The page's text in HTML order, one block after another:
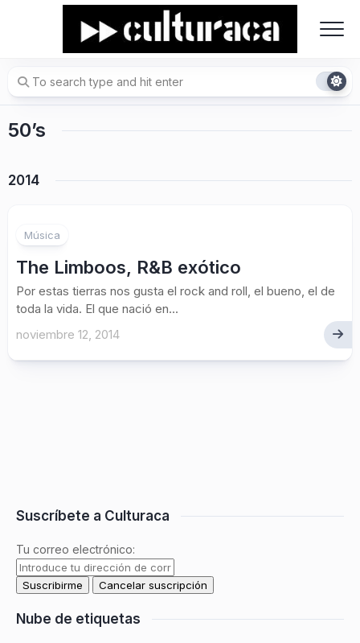
50’s
2014
Música
The Limboos, R&B exótico
Por estas tierras nos gusta el rock and roll, el bueno, el de
toda la vida. El que nació en...
noviembre 12, 2014
Suscríbete a Culturaca
Tu correo electrónico:
Nube de etiquetas